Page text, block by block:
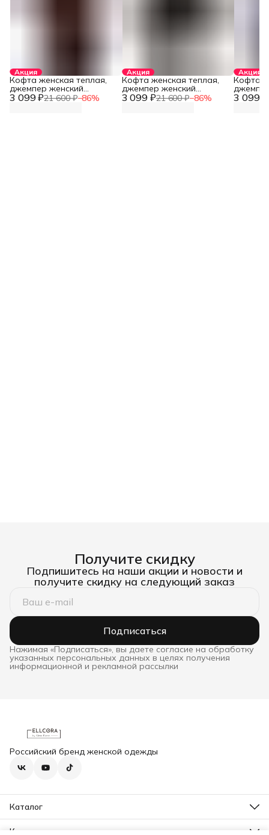
Акция
3 099 ₽21 600 ₽−86%
Кофта женская теплая,
джемпер женский
оверсайз
Акция
3 099 ₽21 600 ₽−86%
Кофта женская теплая,
джемпер женский
оверсайз
Акция
3 099 ₽
Кофта
Получите скидку
Подпишитесь на наши акции и новости и
получите скидку на следующий заказ
Подписаться
Нажимая «Подписаться», вы даете согласие на обработку
указанных персональных данных в целях получения
информационной и рекламной рассылки
Российский бренд женской одежды
Каталог
Новинки
Бестселлеры
Контакты